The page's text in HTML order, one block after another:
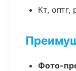
Кт, оптг,
Фото-